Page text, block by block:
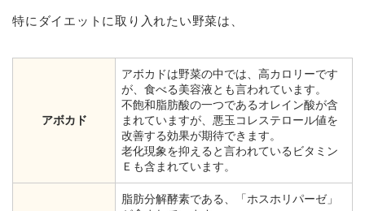
特にダイエットに取り入れたい野菜は、
アボカド
アボカドは野菜の中では、高カロリーです
が、食べる美容液とも言われています。
不飽和脂肪酸の一つであるオレイン酸が含
まれていますが、悪玉コレステロール値を
改善する効果が期待できます。
老化現象を抑えると言われているビタミン
Ｅも含まれています。
脂肪分解酵素である、「ホスホリパーゼ」